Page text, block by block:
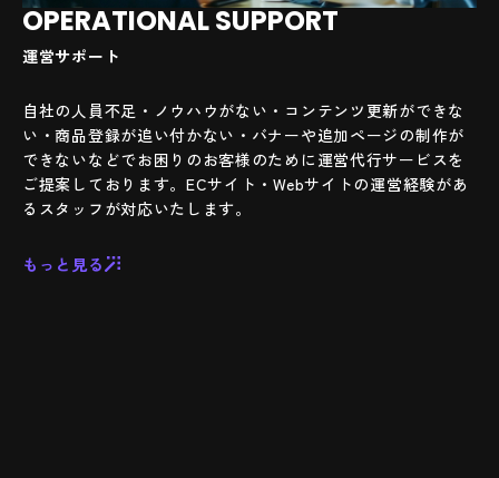
運営サポート
OPERATIONAL SUPPORT
自社の人員不足・ノウハウがない・コンテンツ更新ができな
い・商品登録が追い付かない・バナーや追加ページの制作が
できないなどでお困りのお客様のために運営代行サービスを
ご提案しております。ECサイト・Webサイトの運営経験があ
るスタッフが対応いたします。
もっと見る